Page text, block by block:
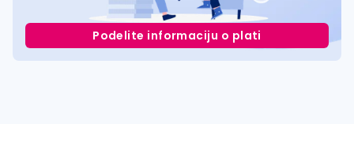
Podelite informaciju o plati